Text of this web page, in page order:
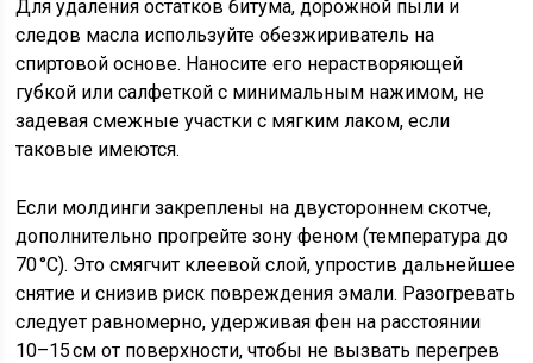
Для удаления остатков битума, дорожной пыли и
следов масла используйте обезжириватель на
спиртовой основе. Наносите его нерастворяющей
губкой или салфеткой с минимальным нажимом, не
задевая смежные участки с мягким лаком, если
таковые имеются.
Если молдинги закреплены на двустороннем скотче,
дополнительно прогрейте зону феном (температура до
70 °C). Это смягчит клеевой слой, упростив дальнейшее
снятие и снизив риск повреждения эмали. Разогревать
следует равномерно, удерживая фен на расстоянии
10–15 см от поверхности, чтобы не вызвать перегрев